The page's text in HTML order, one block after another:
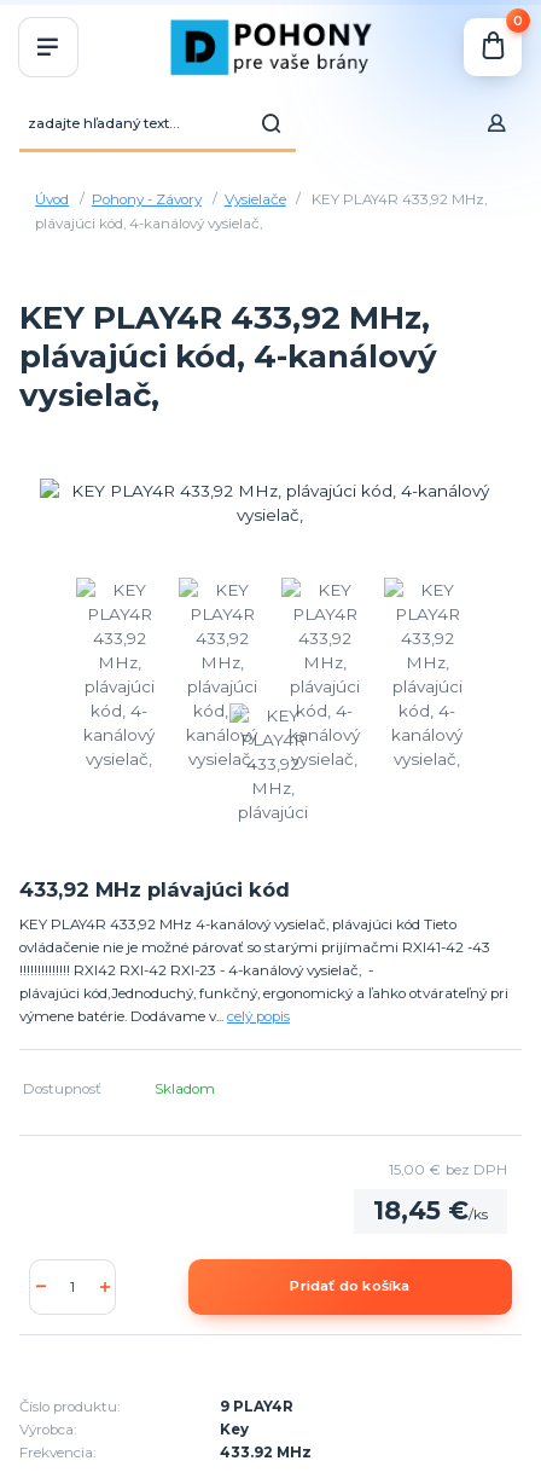
0
Úvod Pohony - Závory Vysielače
KEY PLAY4R 433,92 MHz,
plávajúci kód, 4-kanálový vysielač,
KEY PLAY4R 433,92 MHz,
plávajúci kód, 4-kanálový
vysielač,
433,92 MHz plávajúci kód
KEY PLAY4R 433,92 MHz 4-kanálový vysielač, plávajúci kód Tieto
ovládačenie nie je možné párovať so starými prijímačmi RXI41-42 -43
!!!!!!!!!!!!!! RXI42 RXI-42 RXI-23 - 4-kanálový vysielač, -
plávajúci kód,Jednoduchý, funkčný, ergonomický a ľahko otvárateľný pri
výmene batérie. Dodávame v... celý popis
Dostupnosť Skladom
18,45 €/ks
15,00 € bez DPH
Pridať do košíka
Číslo produktu:
9 PLAY4R
Výrobca:
Key
Frekvencia:
433.92 MHz